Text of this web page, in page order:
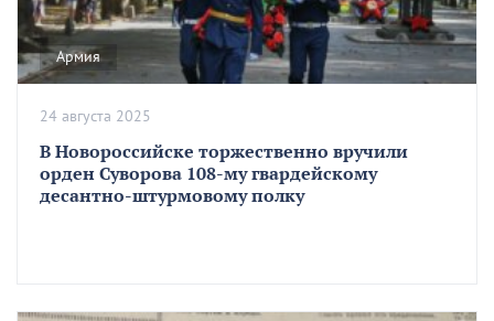
Армия
В Новороссийске торжественно вручили
орден Суворова 108-му гвардейскому
десантно-штурмовому полку
24 августа 2025